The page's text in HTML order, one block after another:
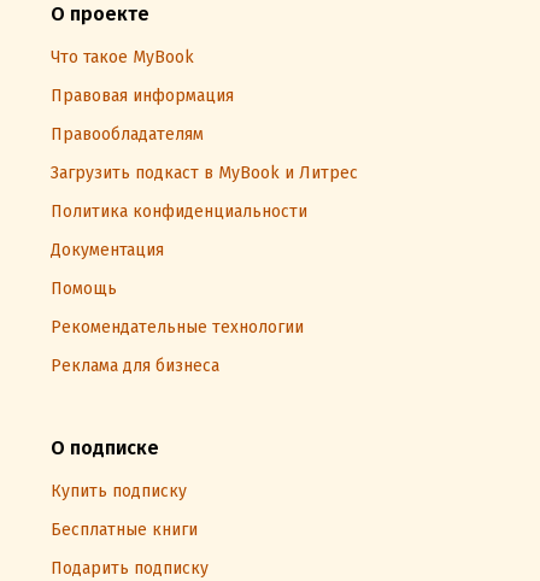
О проекте
Что такое MyBook
Правовая информация
Правообладателям
Загрузить подкаст в MyBook и Литрес
Политика конфиденциальности
Документация
Помощь
Рекомендательные технологии
Реклама для бизнеса
О подписке
Купить подписку
Бесплатные книги
Подарить подписку